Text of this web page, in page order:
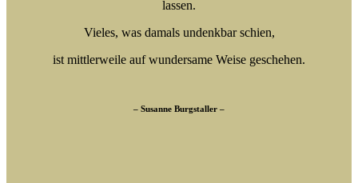
lassen.
Vieles, was damals undenkbar schien,
ist mittlerweile auf wundersame Weise geschehen.
– Susanne Burgstaller –